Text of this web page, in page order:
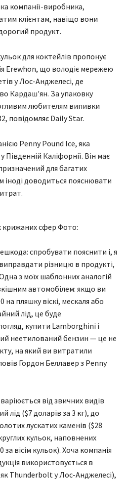
компанії-виробника,
клієнтам, навіщо вони
продукт.
для коктейлів пропонує
Erewhon, що володіє мережею
у Лос-Анджелесі, де
Кардаш'ян. За упаковку
любителям випивки
повідомляє Daily Star.
Penny Pound Ice, яка
Південній Каліфорнії. Він має
для багатих
іноді доводиться пояснювати
крижаних сфер Фото:
спробувати пояснити і, я
різницю в продукті,
з моїх шаблонних аналогій
автомобілем: якщо ви
на пляшку віскі, мескаля або
лід, це буде
купити Lamborghini і
неетилований бензин — це не
на який ви витратили
Гордон Беллавер з Penny
від звичних видів
лід ($7 доларів за 3 кг), до
лускатих каменів ($28
кульок, наповнених
за вісім кульок). Хоча компанія
використовується в
Thunderbolt у Лос-Анджелесі),